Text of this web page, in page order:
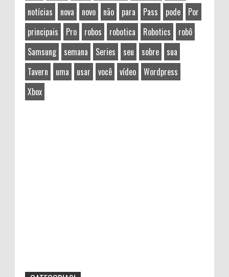
notícias
nova novo não para Pass pode
Por
principais
Pro robos robotica Robotics
robô
Samsung
semana Series seu sobre
sua
Tavern
uma usar você vídeo
Wordpress
Xbox